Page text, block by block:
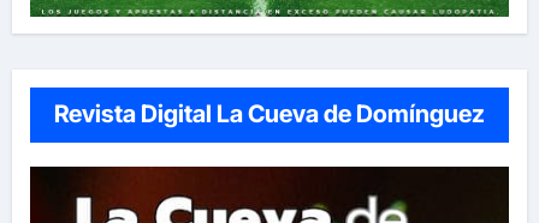
Revista Digital La Cueva de Domínguez